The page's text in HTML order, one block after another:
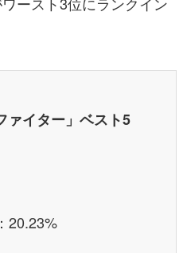
ァイター」ベスト5
20.23%